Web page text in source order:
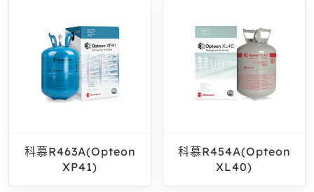
科慕R463A(Opteon
XP41)
科慕R454A(Opteon
XL40)